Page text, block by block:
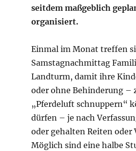
seitdem maßgeblich
organisiert.
Einmal im Monat treffen
Samstagnachmittag
Landturm, damit ihre
oder ohne Behinderung –
„Pferdeluft schnuppern“
dürfen – je nach
oder gehalten Reiten oder
Möglich sind eine halbe